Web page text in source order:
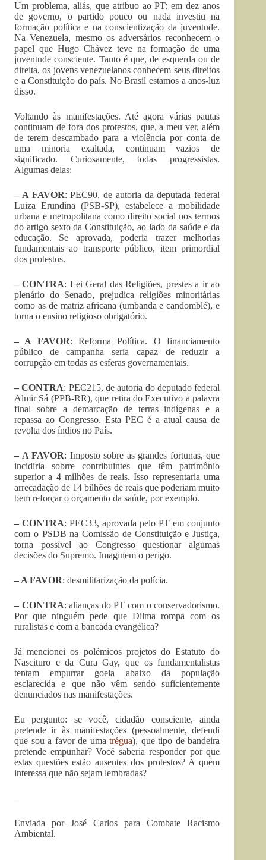
Um problema, aliás, que atribuo ao PT: em dez anos
de governo, o partido pouco ou nada investiu na
formação política e na conscientização da juventude.
Na Venezuela, mesmo os adversários reconhecem o
papel que Hugo Chávez teve na formação de uma
juventude consciente. Tanto é que, de esquerda ou de
direita, os jovens venezuelanos conhecem seus direitos
e a Constituição do país. No Brasil estamos a anos-luz
disso.
Voltando às manifestações. Até agora várias pautas
continuam de fora dos protestos, que, a meu ver, além
de terem descambado para a violência por conta de
uma minoria exaltada, continuam vazios de
significado. Curiosamente, todas progressistas.
Algumas delas:
– A FAVOR: PEC90, de autoria da deputada federal
Luiza Erundina (PSB-SP), estabelece a mobilidade
urbana e metropolitana como direito social nos termos
do artigo sexto da Constituição, ao lado da saúde e da
educação. Se aprovada, poderia trazer melhorias
fundamentais ao transporte público, item primordial
dos protestos.
– CONTRA: Lei Geral das Religiões, prestes a ir ao
plenário do Senado, prejudica religiões minoritárias
como as de matriz africana (umbanda e candomblé), e
torna o ensino religioso obrigatório.
– A FAVOR: Reforma Política. O financiamento
público de campanha seria capaz de reduzir a
corrupção em todas as esferas governamentais.
– CONTRA: PEC215, de autoria do deputado federal
Almir Sá (PPB-RR), que retira do Executivo a palavra
final sobre a demarcação de terras indígenas e a
repassa ao Congresso. Esta PEC é a atual causa de
revolta dos índios no País.
– A FAVOR: Imposto sobre as grandes fortunas, que
incidiria sobrre contribuintes que têm patrimônio
superior a 4 milhões de reais. Isso representaria uma
arrecadação de 14 bilhões de reais que poderiam muito
bem reforçar o orçamento da saúde, por exemplo.
– CONTRA: PEC33, aprovada pelo PT em conjunto
com o PSDB na Comissão de Constituição e Justiça,
torna possível ao Congresso questionar algumas
decisões do Supremo. Imaginem o perigo.
– A FAVOR: desmilitarização da polícia.
– CONTRA: alianças do PT com o conservadorismo.
Por que ninguém pede que Dilma rompa com os
ruralistas e com a bancada evangélica?
Já mencionei os polêmicos projetos do Estatuto do
Nascituro e da Cura Gay, que os fundamentalistas
tentam empurrar goela abaixo da população
esclarecida e que não vêm sendo suficientemente
denunciados nas manifestações.
Eu pergunto: se você, cidadão consciente, ainda
pretende ir às manifestações (pessoalmente, defendi
que sou a favor de umatrégua), que tipo de bandeira
pretende empunhar? Você saberia responder por que
estas questões estão ausentes dos protestos? A quem
interessa que não sejam lembradas?
–
Enviada por José Carlos para Combate Racismo
Ambiental.